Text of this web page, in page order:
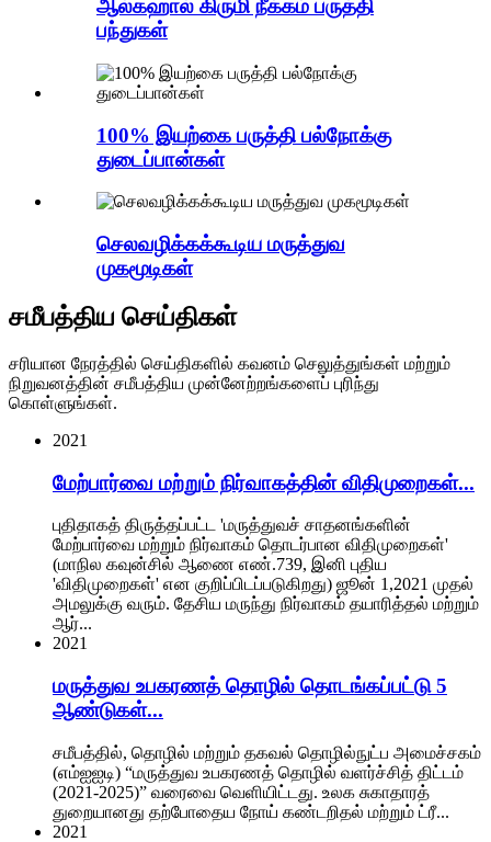
ஆல்கஹால் கிருமி நீக்கம் பருத்தி
பந்துகள்
100% இயற்கை பருத்தி பல்நோக்கு
துடைப்பான்கள்
செலவழிக்கக்கூடிய மருத்துவ
முகமூடிகள்
சமீபத்திய செய்திகள்
சரியான நேரத்தில் செய்திகளில் கவனம் செலுத்துங்கள் மற்றும்
நிறுவனத்தின் சமீபத்திய முன்னேற்றங்களைப் புரிந்து
கொள்ளுங்கள்.
2021
மேற்பார்வை மற்றும் நிர்வாகத்தின் விதிமுறைகள்...
புதிதாகத் திருத்தப்பட்ட 'மருத்துவச் சாதனங்களின்
மேற்பார்வை மற்றும் நிர்வாகம் தொடர்பான விதிமுறைகள்'
(மாநில கவுன்சில் ஆணை எண்.739, இனி புதிய
'விதிமுறைகள்' என குறிப்பிடப்படுகிறது) ஜூன் 1,2021 முதல்
அமலுக்கு வரும். தேசிய மருந்து நிர்வாகம் தயாரித்தல் மற்றும்
ஆர்...
2021
மருத்துவ உபகரணத் தொழில் தொடங்கப்பட்டு 5
ஆண்டுகள்...
சமீபத்தில், தொழில் மற்றும் தகவல் தொழில்நுட்ப அமைச்சகம்
(எம்ஐஐடி) “மருத்துவ உபகரணத் தொழில் வளர்ச்சித் திட்டம்
(2021-2025)” வரைவை வெளியிட்டது. உலக சுகாதாரத்
துறையானது தற்போதைய நோய் கண்டறிதல் மற்றும் ட்ரீ...
2021